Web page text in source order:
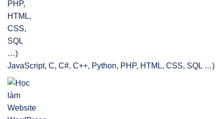
JavaScript, C, C#, C++, Python, PHP, HTML, CSS, SQL …)